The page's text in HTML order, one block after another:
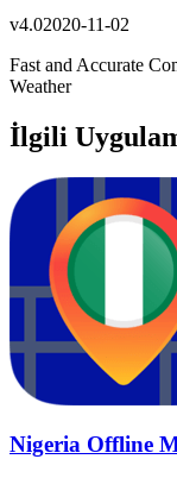
v4.02020-11-02
Fast and Accurate
Weather
İlgili
Nigeria Offline